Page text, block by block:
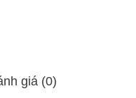
giá (0)